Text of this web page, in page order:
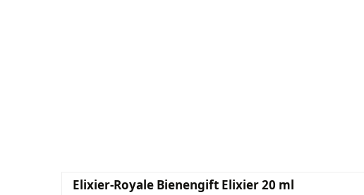
Elixier-Royale Bienengift Elixier 20 ml